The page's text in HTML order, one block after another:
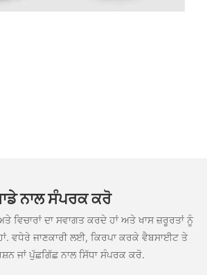
ਨਾਲ ਸੰਪਰਕ ਕਰੋ
ਵਿਚਾਰਾਂ ਦਾ ਸਵਾਗਤ ਕਰਦੇ ਹਾਂ ਅਤੇ ਖਾਸ ਜ਼ਰੂਰਤਾਂ ਨੂੰ
ਵਧੇਰੇ ਜਾਣਕਾਰੀ ਲਈ, ਕਿਰਪਾ ਕਰਕੇ ਵੈਬਸਾਈਟ ਤੇ
ਜਾਂ ਪੁੱਛਗਿੱਛ ਨਾਲ ਸਿੱਧਾ ਸੰਪਰਕ ਕਰੋ.